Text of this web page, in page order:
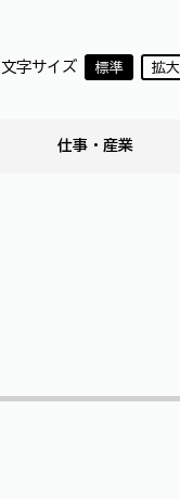
文字サイズ 標準 拡大
仕事・産業